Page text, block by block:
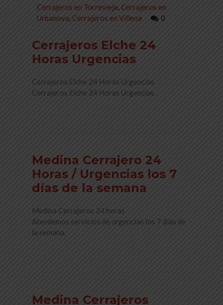
Cerrajeros en Torrevieja,Cerrajeros en
Urbanova,Cerrajeros en Villena 0
Cerrajeros Elche 24
Horas Urgencias
Cerrajeros Elche 24 Horas Urgencias
Cerrajeros Elche 24 Horas Urgencias .
Medina Cerrajero 24
Horas / Urgencias los 7
días de la semana
Medina Cerrajeros 24 horas
Atendemos servicios de urgencias los 7 días de
la semana.
Medina Cerrajeros